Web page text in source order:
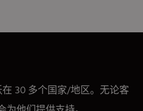
30 多个国家/地区。无论客